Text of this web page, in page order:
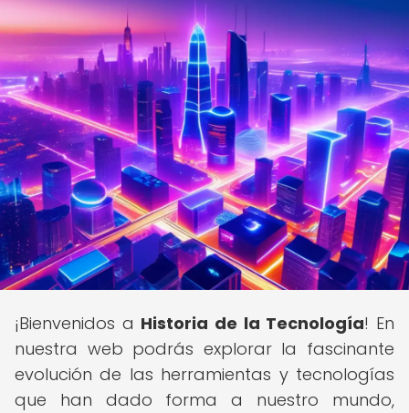
¡Bienvenidos a Historia de la Tecnología! En
nuestra web podrás explorar la fascinante
evolución de las herramientas y tecnologías
que han dado forma a nuestro mundo,